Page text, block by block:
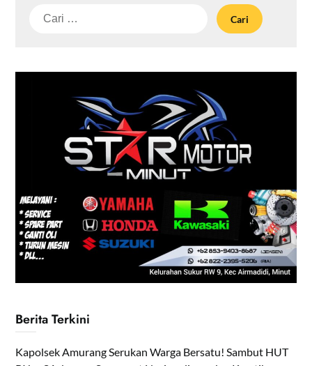
Cari
Berita Terkini
Kapolsek Amurang Serukan Warga Bersatu! Sambut HUT